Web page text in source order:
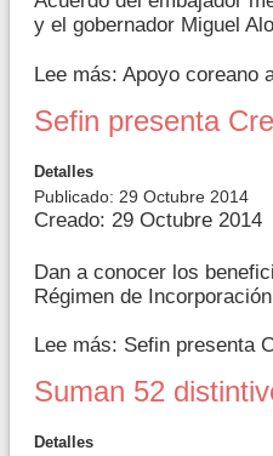
y el gobernador Miguel
Lee más: Apoyo coreano
Sefin presenta
Detalles
Publicado: 29 Octubre 2014
Creado: 29 Octubre 2014
Dan a conocer los
Régimen de
Lee más: Sefin presenta
Suman 52
Detalles